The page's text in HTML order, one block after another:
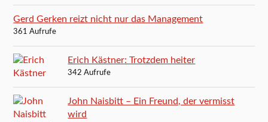
Gerd Gerken reizt nicht nur das Management
361 Aufrufe
Erich Kästner: Trotzdem heiter
342 Aufrufe
John Naisbitt – Ein Freund, der vermisst
wird